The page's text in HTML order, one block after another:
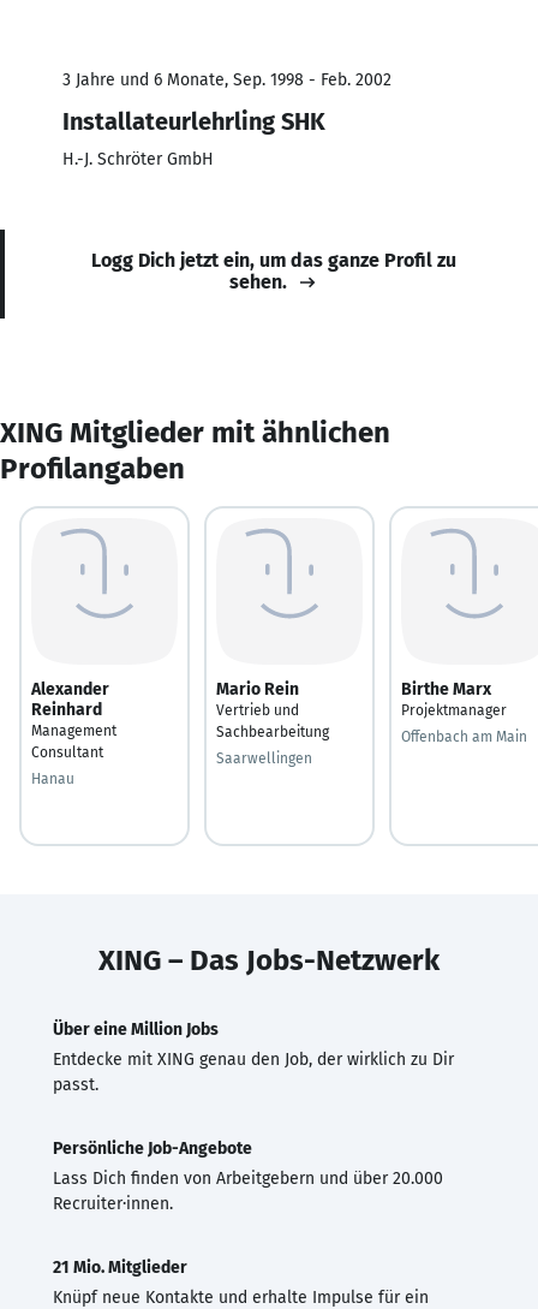
3 Jahre und 6 Monate, Sep. 1998 - Feb. 2002
Installateurlehrling SHK
H.-J. Schröter GmbH
Logg Dich jetzt ein, um das ganze Profil zu
sehen.
XING Mitglieder mit ähnlichen
Profilangaben
Alexander
Reinhard
Management
Consultant
Hanau
Mario Rein
Vertrieb und
Sachbearbeitung
Saarwellingen
Birthe Marx
Projektmanager
Offenbach am Main
XING – Das Jobs-Netzwerk
Über eine Million Jobs
Entdecke mit XING genau den Job, der wirklich zu Dir
passt.
Persönliche Job-Angebote
Lass Dich finden von Arbeitgebern und über 20.000
Recruiter·innen.
21 Mio. Mitglieder
Knüpf neue Kontakte und erhalte Impulse für ein